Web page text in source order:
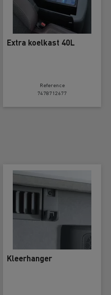
Extra koelkast 40L
Reference
7478712677
Kleerhanger